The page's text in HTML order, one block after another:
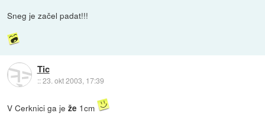
Sneg je začel padat!!!
Tic
::23. okt 2003, 17:39
V Cerknici ga ježe 1cm